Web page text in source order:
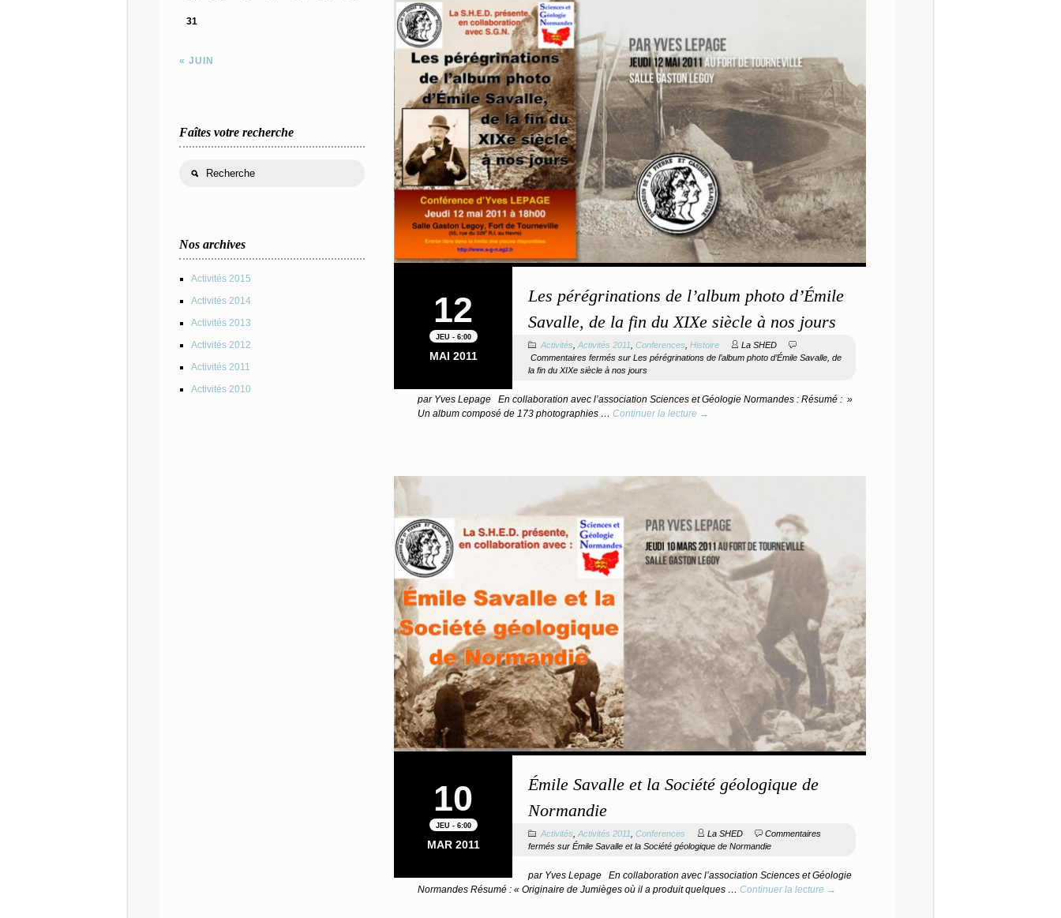
12
JEU - 6:00
MAI 2011
Les pérégrinations de l’album photo d’Émile
Savalle, de la fin du XIXe siècle à nos jours
Activités,Activités 2011, Conferences, Histoire
La SHED
Commentaires fermés sur Les pérégrinations de l’album photo d’Émile Savalle, de
la fin du XIXe siècle à nos jours
par Yves Lepage En collaboration avec l’association Sciences et Géologie Normandes : Résumé : »
Un album composé de 173 photographies … Continuer la lecture →
10
JEU - 6:00
MAR 2011
Émile Savalle et la Société géologique de
Normandie
Activités Activités 2011 Conferences La SHED
Commentaires
fermés sur Émile Savalle et la Société géologique de Normandie
par Yves Lepage En collaboration avec l’association Sciences et Géologie
Normandes Résumé : « Originaire de Jumièges où il a produit quelques … Continuer la lecture →
« JUIN
31
Faîtes votre recherche
Nos archives
Activités 2015
Activités 2014
Activités 2013
Activités 2012
Activités 2011
Activités 2010